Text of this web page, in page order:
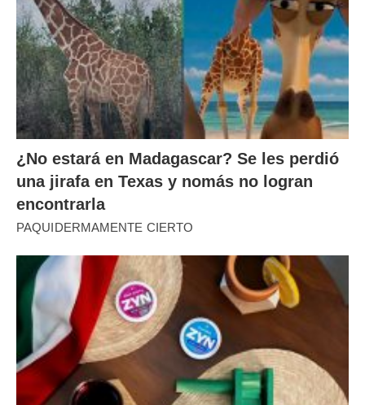
¿No estará en Madagascar? Se les perdió
una jirafa en Texas y nomás no logran
encontrarla
PAQUIDERMAMENTE CIERTO